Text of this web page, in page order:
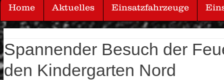
Spannender Besuch der
den Kindergarten Nord
Home Aktuelles Einsatzfahrzeuge